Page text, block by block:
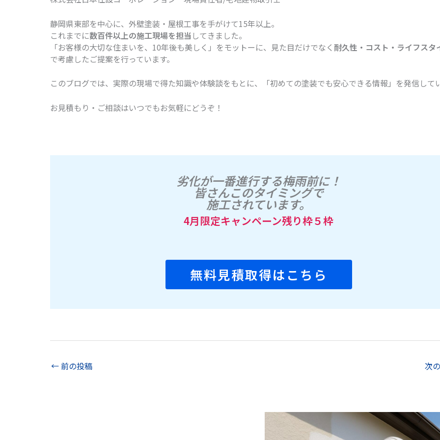
静岡県東部を中心に、外壁塗装・屋根工事を手がけて15年以上。
これまでに数百件以上の施工現場を担当 してきました。
「お客様の大切な住まいを、10年後も美しく」をモットーに、見た目だけでなく 耐久性・コスト・ライフスタ
で考慮したご提案を行っています。
このブログでは、実際の現場で得た知識や体験談をもとに、「初めての塗装でも安心できる情報」を発信してい
お見積もり・ご相談はいつでもお気軽にどうぞ！
劣化が一番進行する梅雨前に！
皆さんこのタイミングで
施工されています。
4月限定キャンペーン残り枠５枠
無料見積取得はこちら
←前の投稿 次